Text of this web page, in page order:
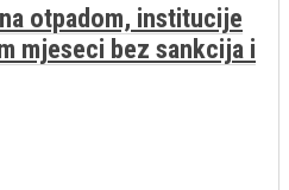
otpadom, institucije
mjeseci bez sankcija i